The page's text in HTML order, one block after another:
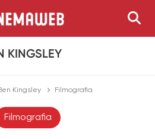
KINGSLEY
Kingsley Filmografia
Filmografia